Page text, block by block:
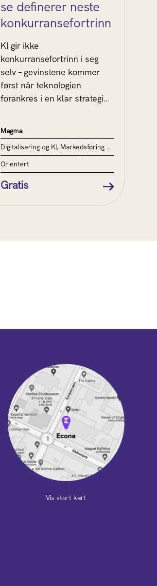
se definerer neste
konkurransefortrinn
KI gir ikke
konkurransefortrinn i seg
selv – gevinstene kommer
først når teknologien
forankres i en klar strategi
fremfor å undergrave den.
Magma
Digitalisering og KI, Markedsføring og kommunikasjon
Orientert
Gratis
Vis stort kart